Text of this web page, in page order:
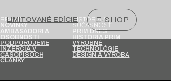
LIMITOVANÉ EDÍCIE E-SHOP
BRAND
NOVINKY
AMBASÁDORI A
OSOBNOSTI
PODPORUJEME
INZERCIA V
ČASOPISOCH
ČLÁNKY
HISTÓRIA A
SÚČASNOSŤ
PRIM DNES
HISTÓRIA PRIM
VÝROBNÉ
TECHNOLÓGIE
DESIGN A VÝROBA